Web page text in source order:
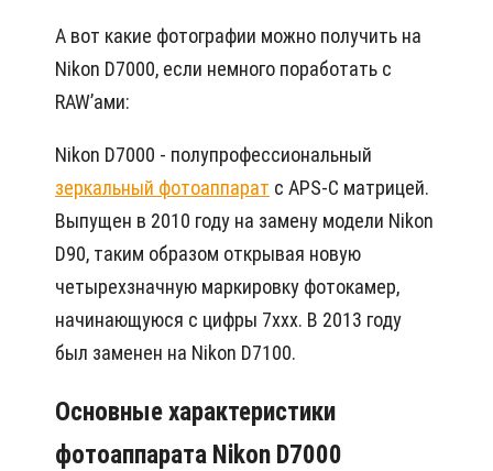
А вот какие фотографии можно получить на
Nikon D7000, если немного поработать с
RAW’ами:
Nikon D7000 - полупрофессиональный
зеркальный фотоаппарат с APS-C матрицей.
Выпущен в 2010 году на замену модели Nikon
D90, таким образом открывая новую
четырехзначную маркировку фотокамер,
начинающуюся с цифры 7xxx. В 2013 году
был заменен на Nikon D7100.
Основные характеристики
фотоаппарата Nikon D7000